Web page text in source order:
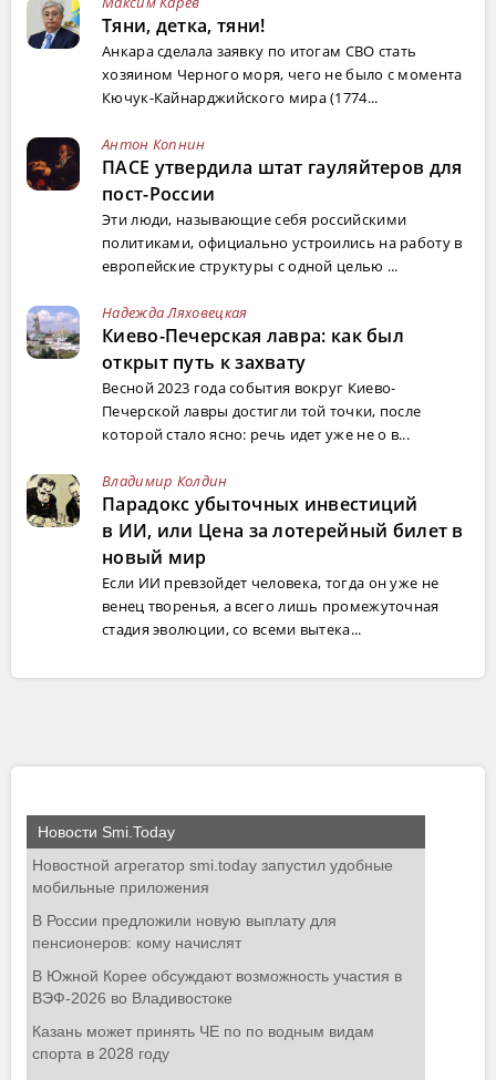
Тяни, детка, тяни!
Анкара сделала заявку по итогам СВО стать
хозяином Черного моря, чего не было с момента
Кючук-Кайнарджийского мира (1774...
Антон Копнин
ПАСЕ утвердила штат гауляйтеров для
пост-России
Эти люди, называющие себя российскими
политиками, официально устроились на работу в
европейские структуры с одной целью ...
Надежда Ляховецкая
Киево-Печерская лавра: как был
открыт путь к захвату
Весной 2023 года события вокруг Киево-
Печерской лавры достигли той точки, после
которой стало ясно: речь идет уже не о в...
Владимир Колдин
Парадокс убыточных инвестиций
в ИИ, или Цена за лотерейный билет в
новый мир
Если ИИ превзойдет человека, тогда он уже не
венец творенья, а всего лишь промежуточная
стадия эволюции, со всеми вытека...